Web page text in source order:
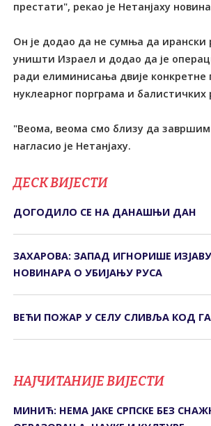
престати", рекао је Нетанјаху
Он је додао да не сумња да
уништи Израел и додао да је
ради елиминисања двије конкретне
нуклеарног порграма и балистичких
"Веома, веома смо близу да
нагласио је Нетанјаху.
ДЕСК ВИЈЕСТИ
ДОГОДИЛО СЕ НА ДАНАШЊИ ДАН
ЗАХАРОВА: ЗАПАД ИГНОРИШЕ
НОВИНАРА О УБИЈАЊУ РУСА
ВЕЋИ ПОЖАР У СЕЛУ СЛИВЉА КОД
НАЈЧИТАНИЈЕ ВИЈЕСТИ
МИНИЋ: НЕМА ЈАКЕ СРПСКЕ БЕЗ